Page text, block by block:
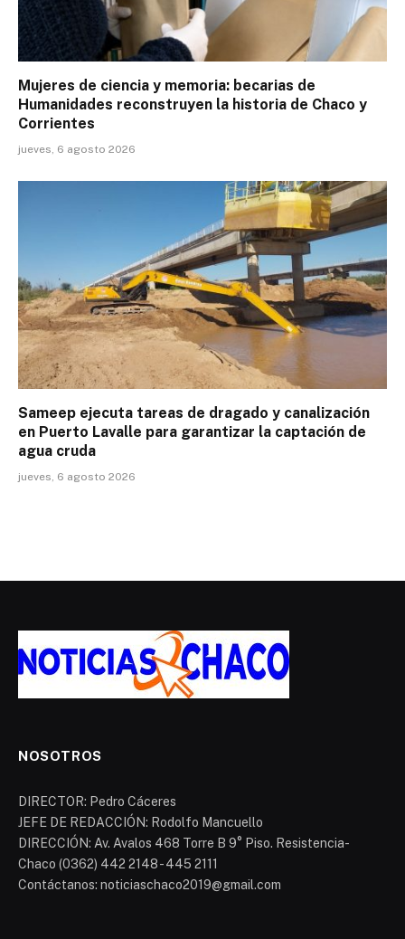
Mujeres de ciencia y memoria: becarias de
Humanidades reconstruyen la historia de Chaco y
Corrientes
jueves, 6 agosto 2026
Sameep ejecuta tareas de dragado y canalización
en Puerto Lavalle para garantizar la captación de
agua cruda
jueves, 6 agosto 2026
NOSOTROS
DIRECTOR: Pedro Cáceres
JEFE DE REDACCIÓN: Rodolfo Mancuello
DIRECCIÓN: Av. Avalos 468 Torre B 9° Piso. Resistencia-
Chaco (0362) 442 2148 - 445 2111
Contáctanos: noticiaschaco2019@gmail.com